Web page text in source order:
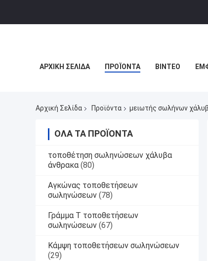
ΑΡΧΙΚΉ ΣΕΛΊΔΑ ΠΡΟΪΌΝΤΑ ΒΊΝΤΕΟ
Αρχική Σελίδα Προϊόντα μειωτής σωλήνων
ΌΛΑ ΤΑ ΠΡΟΪΌΝΤΑ
τοποθέτηση σωληνώσεων χάλυβα
άνθρακα (80)
Αγκώνας τοποθετήσεων
σωληνώσεων (78)
Γράμμα Τ τοποθετήσεων
σωληνώσεων (67)
Κάμψη τοποθετήσεων σωληνώσεων
(29)